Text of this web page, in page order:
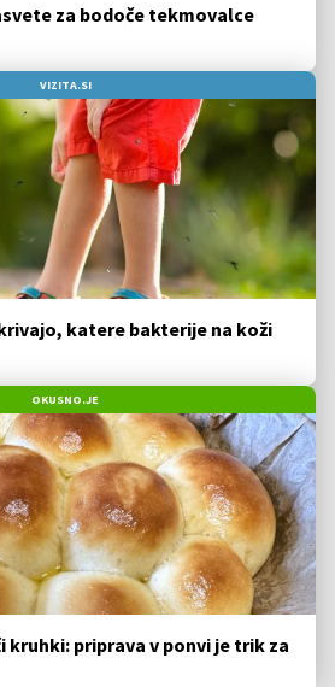
za bodoče tekmovalce
VIZITA.SI
katere bakterije na koži
OKUSNO.JE
kruhki: priprava v ponvi je trik za